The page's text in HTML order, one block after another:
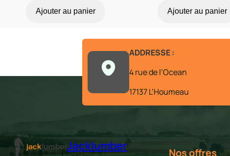
Ajouter au panier Ajouter au panier
ADDRESSE :
4 rue de l’Ocean
17137 L’Houmeau
Jacklumber Nos offres